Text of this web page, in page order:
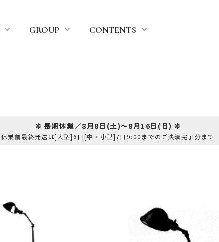
GROUP CONTENTS
❊ 長期休業／8月8日(土)～8月16日(日) ❊
休業前最終発送は[大型]6日[中・小型]7日9:00までのご決済完了分まで